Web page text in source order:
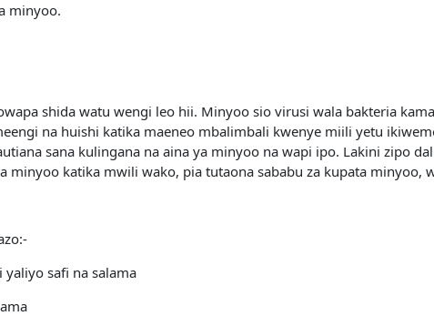
minyoo.
shida watu wengi leo hii. Minyoo sio virusi wala bakteria
na huishi katika maeneo mbalimbali kwenye miili yetu
sana kulingana na aina ya minyoo na wapi ipo. Lakini zipo
minyoo katika mwili wako, pia tutaona sababu za kupata minyoo,
safi na salama